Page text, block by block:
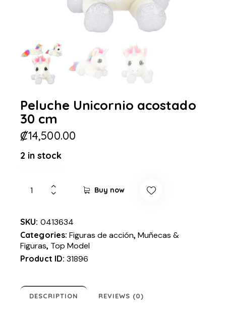
Peluche Unicornio acostado
30 cm
₡14,500.00
2 in stock
Buy now
SKU: 0413634
Categories:Figuras de acción,Muñecas &
Figuras, Top Model
Product ID:31896
DESCRIPTION REVIEWS (0)